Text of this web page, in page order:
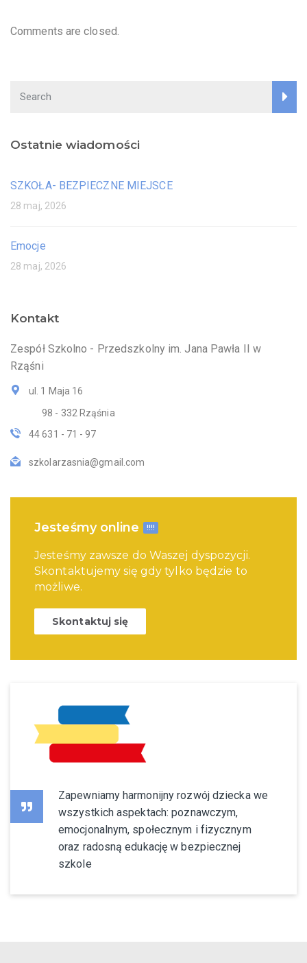
Comments are closed.
Ostatnie wiadomości
SZKOŁA- BEZPIECZNE MIEJSCE
28 maj, 2026
Emocje
28 maj, 2026
Kontakt
Zespół Szkolno - Przedszkolny im. Jana Pawła II w
Rząśni
ul. 1 Maja 16
98 - 332 Rząśnia
44 631 - 71 - 97
szkolarzasnia@gmail.com
Jesteśmy online !!!!
Jesteśmy zawsze do Waszej dyspozycji.
Skontaktujemy się gdy tylko będzie to
możliwe.
Skontaktuj się
Zapewniamy harmonijny rozwój dziecka we
wszystkich aspektach: poznawczym,
emocjonalnym, społecznym i fizycznym
oraz radosną edukację w bezpiecznej
szkole